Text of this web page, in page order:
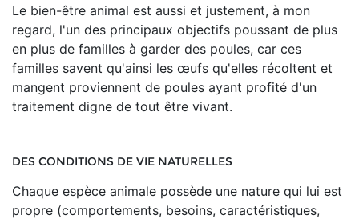
Le bien-être animal est aussi et justement, à mon
regard, l'un des principaux objectifs poussant de plus
en plus de familles à garder des poules, car ces
familles savent qu'ainsi les œufs qu'elles récoltent et
mangent proviennent de poules ayant profité d'un
traitement digne de tout être vivant.
DES CONDITIONS DE VIE NATURELLES
Chaque espèce animale possède une nature qui lui est
propre (comportements, besoins, caractéristiques,